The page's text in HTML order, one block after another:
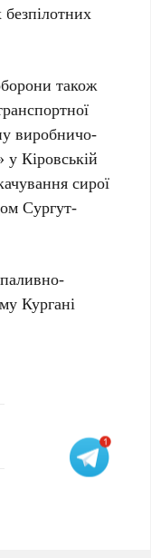
також
виробничо-
уКіровській
сирої
Сургут-
Кургані